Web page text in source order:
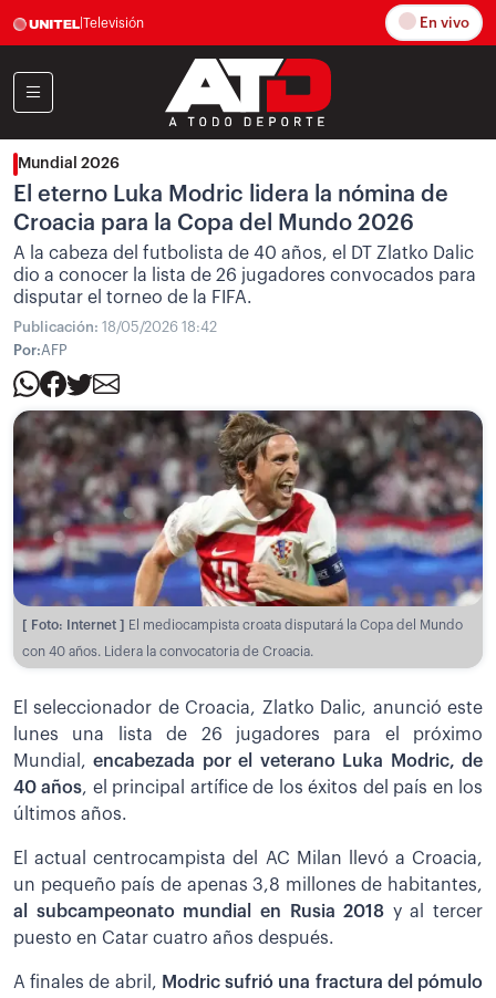
Televisión En vivo
Mundial 2026
El eterno Luka Modric lidera la nómina de
Croacia para la Copa del Mundo 2026
A la cabeza del futbolista de 40 años, el DT Zlatko Dalic
dio a conocer la lista de 26 jugadores convocados para
disputar el torneo de la FIFA.
Publicación: 18/05/2026 18:42
Por:AFP
[ Foto: Internet ]
El mediocampista croata disputará la Copa del Mundo
con 40 años. Lidera la convocatoria de Croacia.
El seleccionador de Croacia, Zlatko Dalic, anunció este
lunes una lista de 26 jugadores para el próximo
Mundial,encabezada por el veterano Luka Modric, de
40 años, el principal artífice de los éxitos del país en los
últimos años.
El actual centrocampista del AC Milan llevó a Croacia,
un pequeño país de apenas 3,8 millones de habitantes,
al subcampeonato mundial en Rusia 2018 y al tercer
puesto en Catar cuatro años después.
A finales de abril, Modric sufrió una fractura del pómulo